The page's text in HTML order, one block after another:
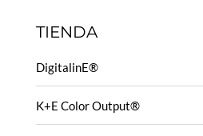
TIENDA
DigitalinE®
K+E Color Output®